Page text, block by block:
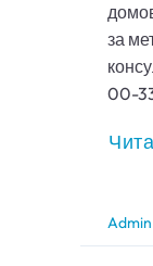
за
00-
Admin